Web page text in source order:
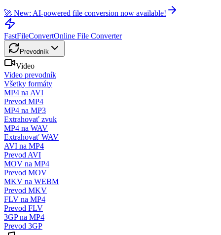
🚀 New: AI-powered file conversion now available!
FastFileConvertOnline File Converter
Prevodník
Video
Video prevodník
Všetky formáty
MP4 na AVI
Prevod MP4
MP4 na MP3
Extrahovať zvuk
MP4 na WAV
Extrahovať WAV
AVI na MP4
Prevod AVI
MOV na MP4
Prevod MOV
MKV na WEBM
Prevod MKV
FLV na MP4
Prevod FLV
3GP na MP4
Prevod 3GP